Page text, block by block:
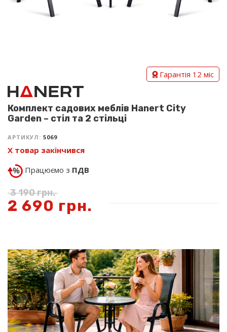
Гарантія 12 міс
Комплект садових меблів Hanert City
Garden – стіл та 2 стільці
АРТИКУЛ: 5069
Х товар закінчився
Працюємо з ПДВ
3 190грн.
2 690 грн.